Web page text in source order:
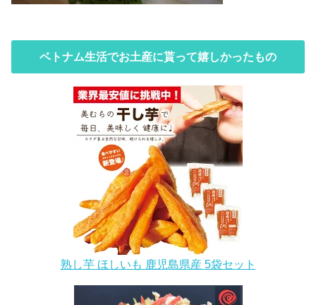
ベトナム生活でお土産に貰って嬉しかったもの
熟し芋 ほしいも 鹿児島県産 5袋セット